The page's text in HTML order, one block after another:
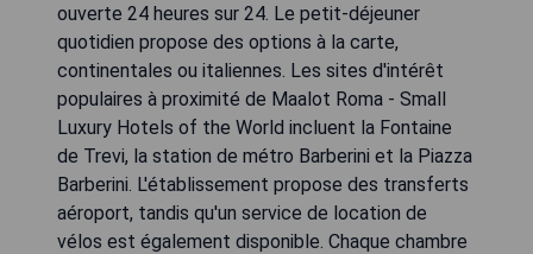
ouverte 24 heures sur 24. Le petit-déjeuner
quotidien propose des options à la carte,
continentales ou italiennes. Les sites d'intérêt
populaires à proximité de Maalot Roma - Small
Luxury Hotels of the World incluent la Fontaine
de Trevi, la station de métro Barberini et la Piazza
Barberini. L'établissement propose des transferts
aéroport, tandis qu'un service de location de
vélos est également disponible. Chaque chambre